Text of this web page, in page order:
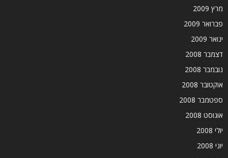
מרץ 2009
פברואר 2009
ינואר 2009
דצמבר 2008
נובמבר 2008
אוקטובר 2008
ספטמבר 2008
אוגוסט 2008
יולי 2008
יוני 2008